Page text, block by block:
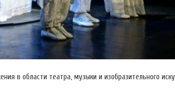
в области театра, музыки и изобразительного